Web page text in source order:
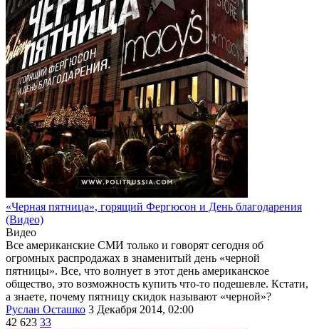
«Черная пятница», горящий Фергюсон и День благодарения
(Видео)
Видео
Все американские СМИ только и говорят сегодня об
огромных распродажах в знаменитый день «черной
пятницы». Все, что волнует в этот день американское
общество, это возможность купить что-то подешевле. Кстати,
а знаете, почему пятницу скидок называют «черной»?
Руслан Осташко 3 Декабря 2014, 02:00
42 623 33